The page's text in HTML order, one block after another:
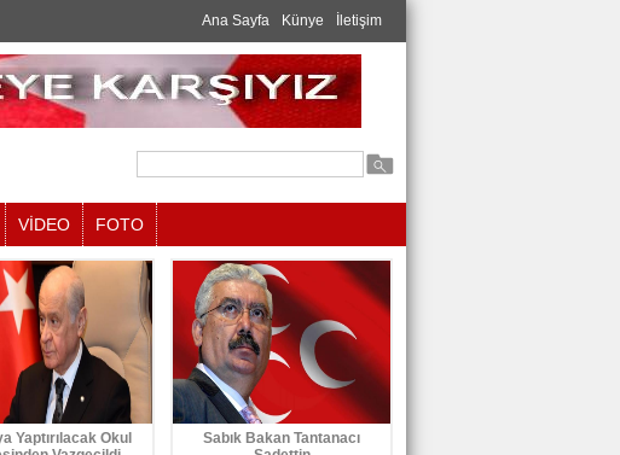
Ana Sayfa Künye İletişim
VİDEO FOTO
Yaptırılacak Okul
Sabık Bakan Tantanacı